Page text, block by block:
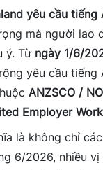
yêu cầu tiếng
mà người lao
ý. Từ ngày 1/6/
yêu cầu tiếng
ANZSCO /
Employer
là không chỉ
6/2026, nhiều